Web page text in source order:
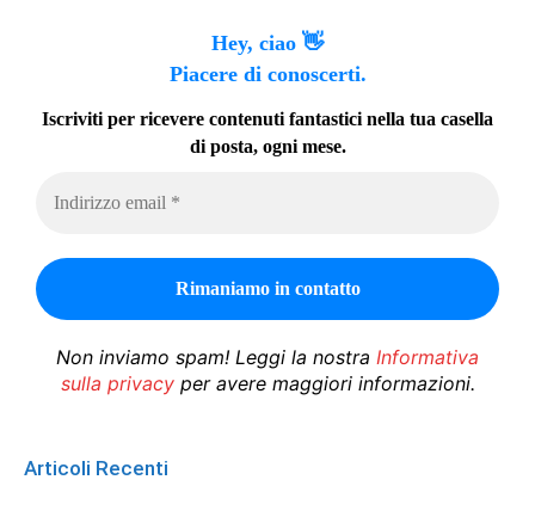
Hey, ciao 👋
Piacere di conoscerti.
Iscriviti per ricevere contenuti fantastici nella tua casella
di posta, ogni mese.
Non inviamo spam! Leggi la nostra Informativa
sulla privacyper avere maggiori informazioni.
Articoli Recenti